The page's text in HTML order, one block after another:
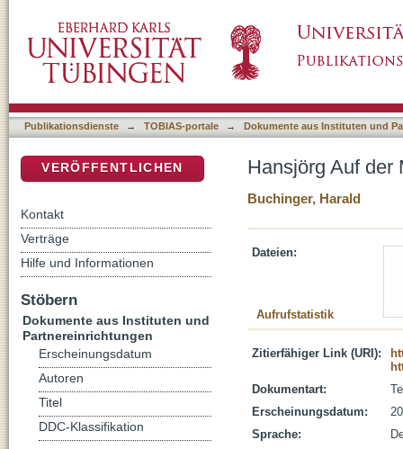
Publikationsdienste → TOBIAS-portale → Dokumente aus Instituten und
Hansjörg Auf der
Buchinger, Harald
Dateien:
Aufrufstatistik
Zitierfähiger Link (URI):
Dokumentart:
Erscheinungsdatum:
Sprache:
VERÖFFENTLICHEN
Kontakt
Verträge
Hilfe und Informationen
Stöbern
Dokumente aus Instituten und
Partnereinrichtungen
Erscheinungsdatum
Autoren
Titel
DDC-Klassifikation